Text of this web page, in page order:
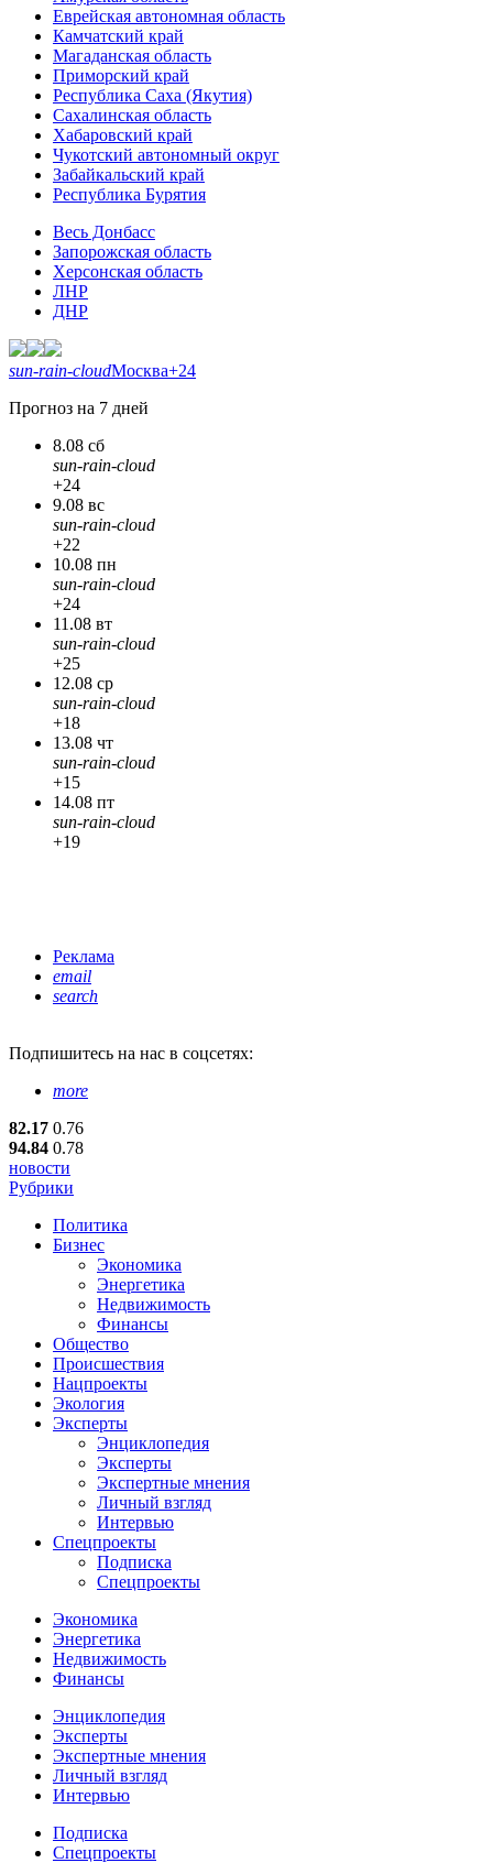
Еврейская автономная область
Камчатский край
Магаданская область
Приморский край
Республика Саха (Якутия)
Сахалинская область
Хабаровский край
Чукотский автономный округ
Забайкальский край
Республика Бурятия
Весь Донбасс
Запорожская область
Херсонская область
ЛНР
ДНР
sun-rain-cloudМосква+24
Прогноз на 7 дней
8.08 сб
sun-rain-cloud
+24
9.08 вс
sun-rain-cloud
+22
10.08 пн
sun-rain-cloud
+24
11.08 вт
sun-rain-cloud
+25
12.08 ср
sun-rain-cloud
+18
13.08 чт
sun-rain-cloud
+15
14.08 пт
sun-rain-cloud
+19
Реклама
email
search
Подпишитесь на нас в соцсетях:
more
82.17 0.76
94.84 0.78
новости
Рубрики
Политика
Бизнес
Экономика
Энергетика
Недвижимость
Финансы
Общество
Происшествия
Нацпроекты
Экология
Эксперты
Энциклопедия
Эксперты
Экспертные мнения
Личный взгляд
Интервью
Спецпроекты
Подписка
Спецпроекты
Экономика
Энергетика
Недвижимость
Финансы
Энциклопедия
Эксперты
Экспертные мнения
Личный взгляд
Интервью
Подписка
Спецпроекты